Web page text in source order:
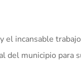
el incansable
municipio para